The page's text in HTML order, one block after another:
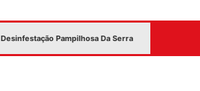
Desinfestação Pampilhosa Da Serra